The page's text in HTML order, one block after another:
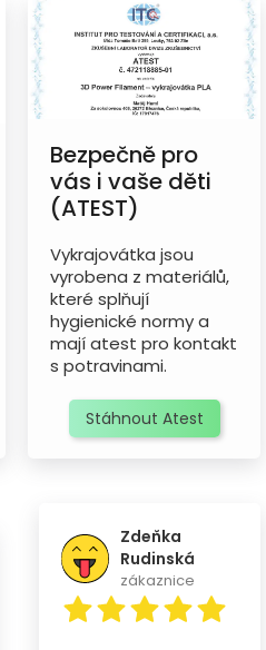
Bezpečně pro
vás i vaše děti
(ATEST)
Vykrajovátka jsou
vyrobena z materiálů,
které splňují
hygienické normy a
mají atest pro kontakt
s potravinami.
Stáhnout Atest
Zdeňka
Rudinská
zákaznice